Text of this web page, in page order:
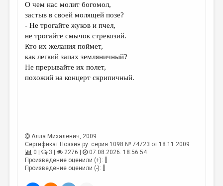
ПРАВИЛА САЙТА
ОТДЕЛЫ И РУБРИКИ
ИЗБРАННОЕ
ДАЙДЖЕСТ
ДЕТСКАЯ КОМНАТА
КНИЖНАЯ ПОЛКА
ОБЗОР ЛИТЕРАТУРЫ
О чем нас молит богомол,
застыв в своей молящей позе?
- Не трогайте жуков и пчел,
не трогайте смычок стрекозий.
Кто их желания поймет,
как легкий запах земляничный?
Не прерывайте их полет,
похожий на концерт скрипичный.
Алла Михалевич, 2009
Сертификат Поэзия.ру: серия 1098 № 74723 от 18.11.2009
0 |
3 | 2276 |
07.08.2026. 18:56:54
Произведение оценили (+): []
Произведение оценили (-): []